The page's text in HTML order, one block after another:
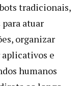
tradicionais,
atuar
organizar
aplicativos e
humanos